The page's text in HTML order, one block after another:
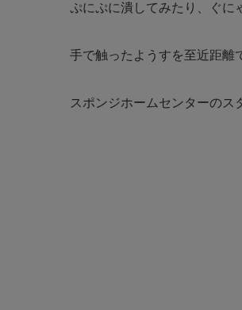
ぷにぷに潰してみたり、ぐに
手で触ったようすを至近距離
スポンジホームセンターのス